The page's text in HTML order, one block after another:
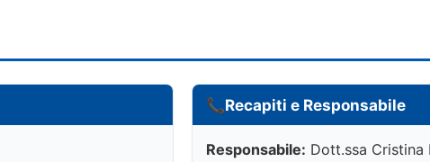
📞Recapiti e Responsabile
Responsabile: Dott.ssa Cristina